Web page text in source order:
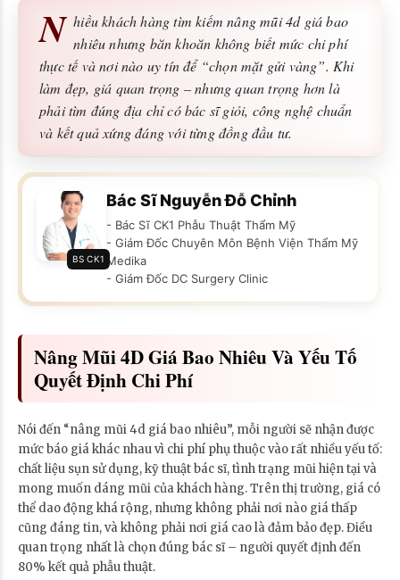
N hiều khách hàng tìm kiếm nâng mũi 4d giá bao
nhiêu nhưng băn khoăn không biết mức chi phí
thực tế và nơi nào uy tín để “chọn mặt gửi vàng”. Khi
làm đẹp, giá quan trọng – nhưng quan trọng hơn là
phải tìm đúng địa chỉ có bác sĩ giỏi, công nghệ chuẩn
và kết quả xứng đáng với từng đồng đầu tư.
BS CK1
Bác Sĩ Nguyễn Đỗ Chỉnh
- Bác Sĩ CK1 Phẫu Thuật Thẩm Mỹ
- Giám Đốc Chuyên Môn Bệnh Viện Thẩm Mỹ
Medika
- Giám Đốc DC Surgery Clinic
Nâng Mũi 4D Giá Bao Nhiêu Và Yếu Tố
Quyết Định Chi Phí
Nói đến “nâng mũi 4d giá bao nhiêu”, mỗi người sẽ nhận được
mức báo giá khác nhau vì chi phí phụ thuộc vào rất nhiều yếu tố:
chất liệu sụn sử dụng, kỹ thuật bác sĩ, tình trạng mũi hiện tại và
mong muốn dáng mũi của khách hàng. Trên thị trường, giá có
thể dao động khá rộng, nhưng không phải nơi nào giá thấp
cũng đáng tin, và không phải nơi giá cao là đảm bảo đẹp. Điều
quan trọng nhất là chọn đúng bác sĩ – người quyết định đến
80% kết quả phẫu thuật.